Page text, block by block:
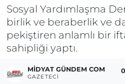
Sosyal Yardımlaşma
birlik ve beraberlik ve
pekiştiren anlamlı bir
sahipliği yaptı.
MIDYAT GÜNDEM COM
GAZETECI